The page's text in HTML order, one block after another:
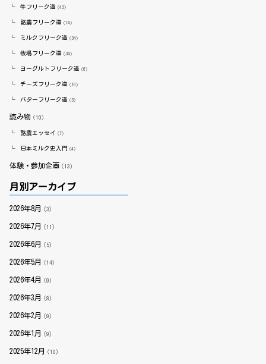
牛フリーク道（43）
酪農フリーク道（74）
ミルクフリーク道（34）
牧場フリーク道（34）
ヨーグルトフリーク道（6）
チーズフリーク道（16）
バターフリーク道（3）
読み物（10）
酪農エッセイ （7）
日本ミルク史入門（4）
体験・参加企画（13）
月別アーカイブ
2026年8月 （3）
2026年7月 （11）
2026年6月 （5）
2026年5月 （14）
2026年4月 （9）
2026年3月 （8）
2026年2月 （9）
2026年1月 （9）
2025年12月 （10）